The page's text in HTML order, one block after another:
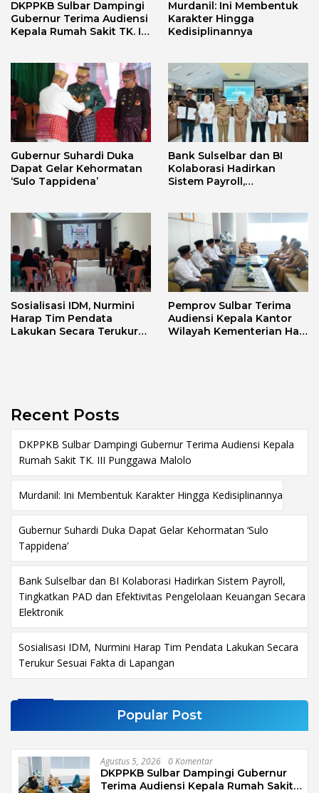
DKPPKB Sulbar Dampingi
Gubernur Terima Audiensi
Kepala Rumah Sakit TK. III
Murdanil: Ini Membentuk
Karakter Hingga
Kedisiplinannya
Gubernur Suhardi Duka
Dapat Gelar Kehormatan
‘Sulo Tappidena’
Bank Sulselbar dan BI
Kolaborasi Hadirkan
Sistem Payroll,
Keuangan Secara
Elektronik
Sosialisasi IDM, Nurmini
Harap Tim Pendata
Lakukan Secara Terukur
Pemprov Sulbar Terima
Audiensi Kepala Kantor
Wilayah Kementerian Haji
Recent Posts
DKPPKB Sulbar Dampingi Gubernur Terima Audiensi Kepala
Rumah Sakit TK. III Punggawa Malolo
Murdanil: Ini Membentuk Karakter Hingga Kedisiplinannya
Gubernur Suhardi Duka Dapat Gelar Kehormatan ‘Sulo
Tappidena’
Bank Sulselbar dan BI Kolaborasi Hadirkan Sistem Payroll,
Tingkatkan PAD dan Efektivitas Pengelolaan Keuangan Secara
Elektronik
Sosialisasi IDM, Nurmini Harap Tim Pendata Lakukan Secara
Terukur Sesuai Fakta di Lapangan
Popular Post
Agustus 5, 2026 0 Komentar
DKPPKB Sulbar Dampingi Gubernur
Terima Audiensi Kepala Rumah Sakit